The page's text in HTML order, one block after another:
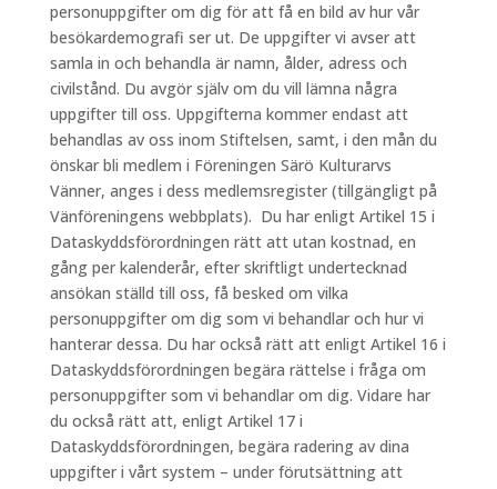
personuppgifter om dig för att få en bild av hur vår
besökardemografi ser ut. De uppgifter vi avser att
samla in och behandla är namn, ålder, adress och
civilstånd. Du avgör själv om du vill lämna några
uppgifter till oss. Uppgifterna kommer endast att
behandlas av oss inom Stiftelsen, samt, i den mån du
önskar bli medlem i Föreningen Särö Kulturarvs
Vänner, anges i dess medlemsregister (tillgängligt på
Vänföreningens webbplats). Du har enligt Artikel 15 i
Dataskyddsförordningen rätt att utan kostnad, en
gång per kalenderår, efter skriftligt undertecknad
ansökan ställd till oss, få besked om vilka
personuppgifter om dig som vi behandlar och hur vi
hanterar dessa. Du har också rätt att enligt Artikel 16 i
Dataskyddsförordningen begära rättelse i fråga om
personuppgifter som vi behandlar om dig. Vidare har
du också rätt att, enligt Artikel 17 i
Dataskyddsförordningen, begära radering av dina
uppgifter i vårt system – under förutsättning att